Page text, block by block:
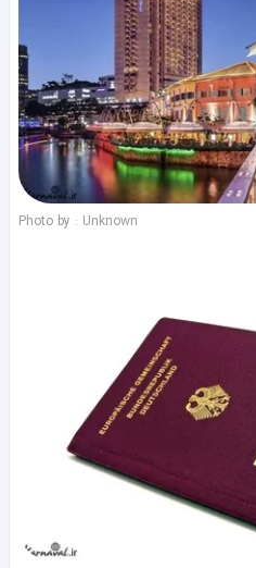
Photo by : Unknown